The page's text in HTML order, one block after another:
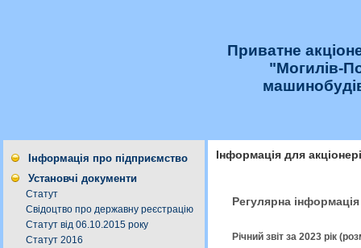
Приватне
"Могилів-
Інформація про підприємство
Установчі документи
Статут
Свідоцтво про державну реєстрацію
Статут від 06.10.2015 року
Статут 2016
Інформація для
Регулярна інформація
Річний звіт за 2023 рік